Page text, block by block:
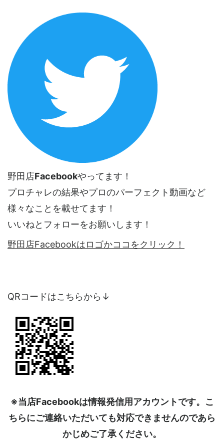
野田店Facebookやってます！
プロチャレの結果やプロのパーフェクト動画など
様々なことを載せてます！
いいねとフォローをお願いします！
野田店Facebookはロゴかココをクリック！
QRコードはこちらから↓
※当店Facebookは情報発信用アカウントです。こ
ちらにご連絡いただいても対応できませんのであら
かじめご了承ください。